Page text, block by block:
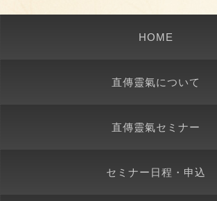
HOME
直傳靈氣について
直傳靈氣セミナー
セミナー日程・申込